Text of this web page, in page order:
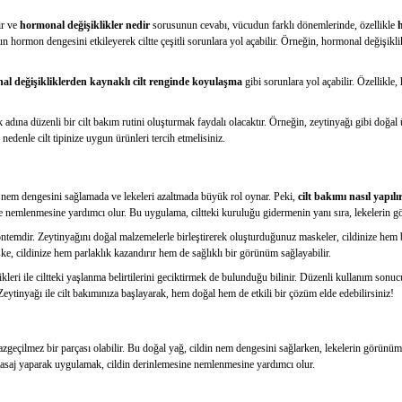
ve hormonal değişiklikler nedir sorusunun cevabı, vücudun farklı dönemlerinde, özellikle
dengesini etkileyerek ciltte çeşitli sorunlara yol açabilir. Örneğin, hormonal
değişikliklerden kaynaklı cilt renginde koyulaşma gibi sorunlara yol açabilir. Özellikle,
düzenli bir cilt bakım rutini oluşturmak faydalı olacaktır. Örneğin, zeytinyağı gibi
cilt tipinize uygun ürünleri tercih etmelisiniz.
dengesini sağlamada ve lekeleri azaltmada büyük rol oynar. Peki, cilt bakımı nasıl yapılır
yardımcı olur. Bu uygulama, ciltteki kuruluğu gidermenin yanı sıra, lekelerin
Zeytinyağını doğal malzemelerle birleştirerek oluşturduğunuz maskeler, cildinize
cildinize hem parlaklık kazandırır hem de sağlıklı bir görünüm sağlayabilir.
ile ciltteki yaşlanma belirtilerini geciktirmek de bulunduğu bilinir. Düzenli kullanım
ile cilt bakımınıza başlayarak, hem doğal hem de etkili bir çözüm elde edebilirsiniz!
bir parçası olabilir. Bu doğal yağ, cildin nem dengesini sağlarken, lekelerin
yaparak uygulamak, cildin derinlemesine nemlenmesine yardımcı olur.